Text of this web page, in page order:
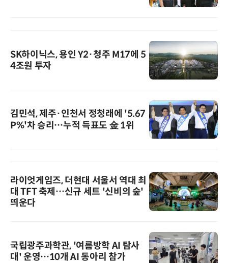
SK하이닉스, 용인 Y2·청주 M17에 5
4조원 투자
김민석, 제주·인천서 정청래에 '5.67
P%'차 승리…누적 득표도 金 1위
라이엇게임즈, 더현대 서울서 역대 최
대 TFT 축제…신규 세트 '신비의 숲'
띄운다
국립광주과학관, '여름방학 AI 탐사
대' 운영…10개 AI 동아리 참가